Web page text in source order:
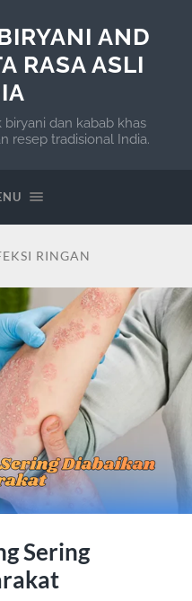
AND
RASA ASLI
dan kabab khas
resep tradisional India.
RINGAN
Sering